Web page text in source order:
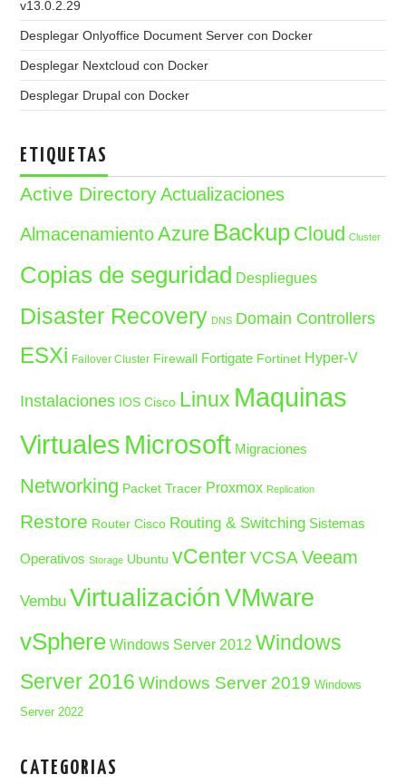
v13.0.2.29
Desplegar Onlyoffice Document Server con Docker
Desplegar Nextcloud con Docker
Desplegar Drupal con Docker
ETIQUETAS
Active Directory Actualizaciones
Almacenamiento Azure Backup Cloud Cluster
Copias de seguridad Despliegues
Disaster Recovery DNS Domain Controllers
ESXi Failover Cluster Firewall Fortigate Fortinet Hyper-V
Instalaciones IOS Cisco Linux Maquinas
Virtuales Microsoft Migraciones
Networking Packet Tracer Proxmox Replication
Restore Router Cisco Routing & Switching Sistemas
Operativos Storage Ubuntu vCenter VCSA Veeam
Vembu Virtualización VMware
vSphere Windows Server 2012 Windows
Server 2016 Windows Server 2019 Windows
Server 2022
CATEGORIAS